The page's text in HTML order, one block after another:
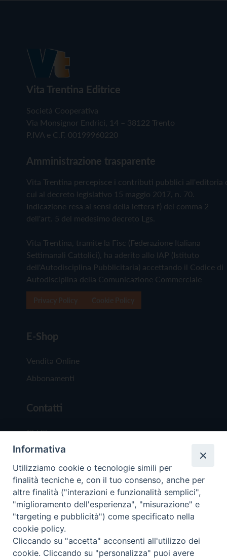
Vita Trentina Editrice
Società Cooperativa
Via Monsignor Endrici, 14 – 38122 Trento
P.IVA e C.F. 00199960220
Amministrazione trasparente
Vita Trentina percepisce i contributi pubblici all'editoria
cui al decreto legislativo 15 maggio 2017, n. 70.
Indicazione resa ai sensi della lettera f) del comma 2
dell'art. 5 del medesimo decreto Lgs.
Vita Trentina, tramite la Fisc (Federazione Italiana
Settimanali Cattolici), ha aderito allo IAP (Istituto
dell'Autodisciplina Pubblicitaria) accettando il Codice di
Autodisciplina della Comunicazione Commerciale
E-Shop
Vendita Online
Abbonamenti
Contatti
Chi Siamo
Redazione
Scrivici
Copyright © 2019 - Tutti i diritti riservati - Vita
Trentina Editrice
Informativa
Utilizziamo cookie o tecnologie simili per
finalità tecniche e, con il tuo consenso, anche per
altre finalità ("interazioni e funzionalità semplici",
"miglioramento dell'esperienza", "misurazione" e
"targeting e pubblicità") come specificato nella
cookie policy.
Cliccando su "accetta" acconsenti all'utilizzo dei
cookie. Cliccando su "personalizza" puoi avere